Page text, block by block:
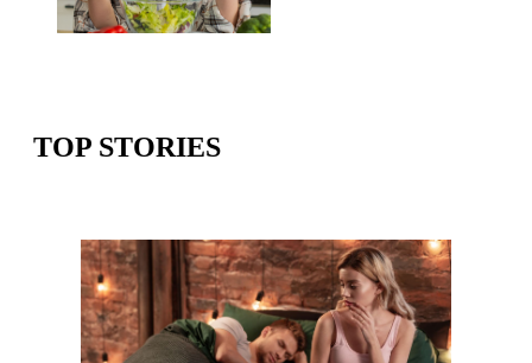
TOP STORIES